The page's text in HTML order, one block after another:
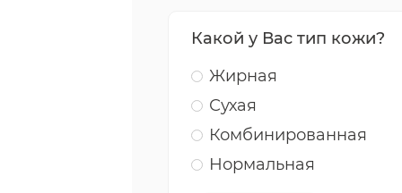
Какой у Вас тип кожи?
Жирная
Сухая
Комбинированная
Нормальная